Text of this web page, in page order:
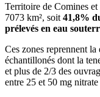
Territoire de Comines
7073 km², soit 41,8%
prélevés en eau
Ces zones reprennent
échantillonés dont la
et plus de 2/3 des
entre 25 et 50 mg